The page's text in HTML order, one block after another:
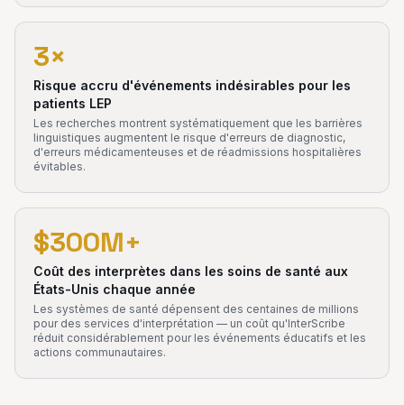
3×
Risque accru d'événements indésirables pour les
patients LEP
Les recherches montrent systématiquement que les barrières
linguistiques augmentent le risque d'erreurs de diagnostic,
d'erreurs médicamenteuses et de réadmissions hospitalières
évitables.
$300M+
Coût des interprètes dans les soins de santé aux
États-Unis chaque année
Les systèmes de santé dépensent des centaines de millions
pour des services d'interprétation — un coût qu'InterScribe
réduit considérablement pour les événements éducatifs et les
actions communautaires.